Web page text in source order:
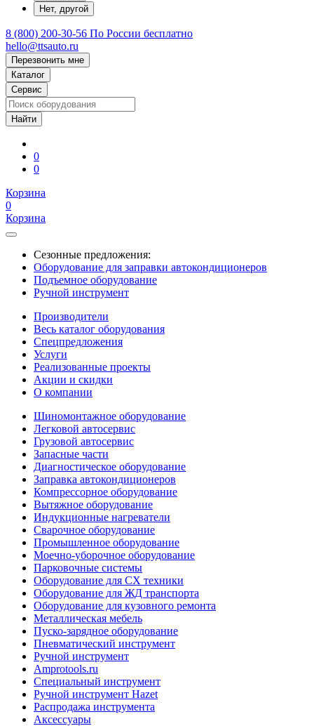
Нет, другой
8 (800) 200-30-56 По России бесплатно
hello@ttsauto.ru
Перезвонить мне
Каталог
Сервис
0
0
Корзина
0
Корзина
Сезонные предложения:
Оборудование для заправки автокондиционеров
Подъемное оборудование
Ручной инструмент
Производители
Весь каталог оборудования
Спецпредложения
Услуги
Реализованные проекты
Акции и скидки
О компании
Шиномонтажное оборудование
Легковой автосервис
Грузовой автосервис
Запасные части
Диагностическое оборудование
Заправка автокондиционеров
Компрессорное оборудование
Вытяжное оборудование
Индукционные нагреватели
Сварочное оборудование
Промышленное оборудование
Моечно-уборочное оборудование
Парковочные системы
Оборудование для СХ техники
Оборудование для ЖД транспорта
Оборудование для кузовного ремонта
Металлическая мебель
Пуско-зарядное оборудование
Пневматический инструмент
Ручной инструмент
Amprotools.ru
Специальный инструмент
Ручной инструмент Hazet
Распродажа инструмента
Аксессуары